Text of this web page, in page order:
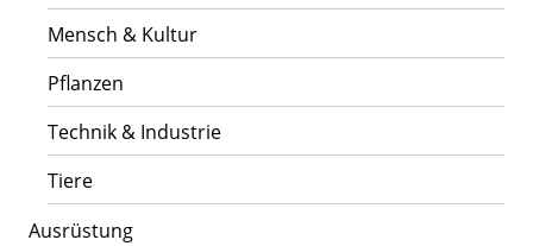
Mensch & Kultur
Pflanzen
Technik & Industrie
Tiere
Ausrüstung